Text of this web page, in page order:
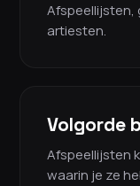
Afspeellijsten,
artiesten.
Volgorde
Afspeellijsten
waarin je ze